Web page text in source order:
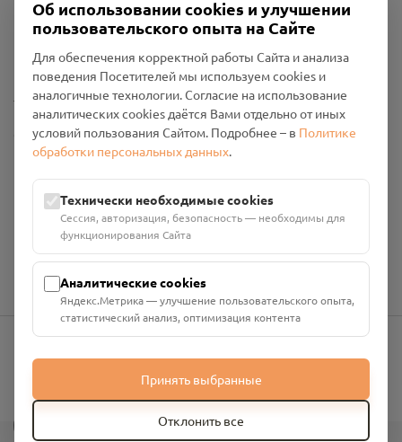
Пользовательское соглашение
Политика конфиденциальности
Промо-материалы
Настройки cookies
Общество с ограниченной ответственностью «Смоленский
Проект Помним»
Юридический адрес: 216790, Смоленская область, р-н
Руднянский, г. Рудня, улица Западная, д. 26А, пом. 18
Номер счёта: 40702810901130004287 в АО "АЛЬФА-БАНК"
Кор. счёт: 30101810200000000593
info@pomnim.online
Об использовании cookies и улучшении
пользовательского опыта на Сайте
Для обеспечения корректной работы Сайта и анализа
поведения Посетителей мы используем cookies и
аналогичные технологии. Согласие на использование
аналитических cookies даётся Вами отдельно от иных
условий пользования Сайтом. Подробнее – в Политике
обработки персональных данных.
Технически необходимые cookies
Сессия, авторизация, безопасность — необходимы для
функционирования Сайта
Аналитические cookies
Яндекс.Метрика — улучшение пользовательского опыта,
статистический анализ, оптимизация контента
Принять выбранные
Отклонить все